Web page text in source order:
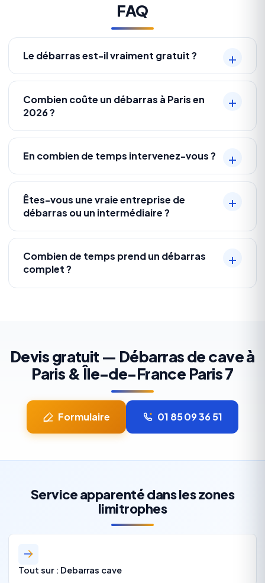
FAQ
Le débarras est-il vraiment gratuit ?
Combien coûte un débarras à Paris en
2026 ?
En combien de temps intervenez-vous ?
Êtes-vous une vraie entreprise de
débarras ou un intermédiaire ?
Combien de temps prend un débarras
complet ?
Devis gratuit — Débarras de cave à
Paris & Île-de-France Paris 7
Formulaire 01 85 09 36 51
Service apparenté dans les zones
limitrophes
Tout sur : Debarras cave